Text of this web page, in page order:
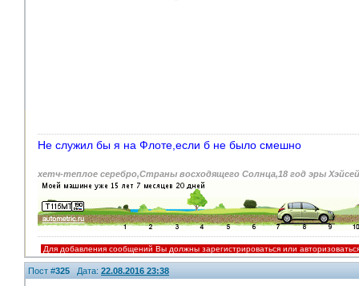
Не служил бы я на Флоте,если б не было смешно
хетч-теплое серебро,Страны восходящего Солнца,18 год эры Хэйсей
Для добавления сообщений Вы должны зарегистрироваться или
Пост #325 Дата: 22.08.2016 23:38